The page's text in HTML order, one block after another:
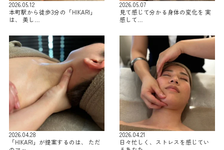
2026.05.12
本町駅から徒歩3分の「HIKARI」
は、 美し…
2026.05.07
見て感じて分かる身体の変化を 実
感して…
2026.04.28
「HIKARI」が提案するのは、 ただ
2026.04.21
日々忙しく、ストレスを感じてい